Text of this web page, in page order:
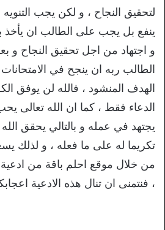
لتحقيق النجاح ، و لكن يجب التنويه
ينفع بل يجب على الطالب ان يأخذ
و اجتهاد من اجل تحقيق النجاح و
الطالب ربه ان ينجح في
الهدف المنشود ، فالله لن يوفق
الدعاء فقط ، كما ان الله تعالى
يجتهد في عمله و بالتالي يحقق الله
تكريما له على ما فعله ، و لذلك
من خلال موقع احلم باقة من ادعية
، فنتمنى ان تنال هذه الادعية